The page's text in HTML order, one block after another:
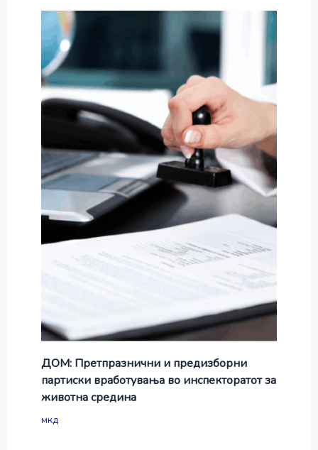
ДОМ: Претпразнични и предизборни
партиски вработувања во инспекторатот за
животна средина
мкд